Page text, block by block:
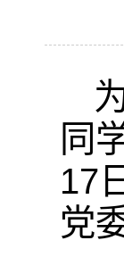
同
17
党